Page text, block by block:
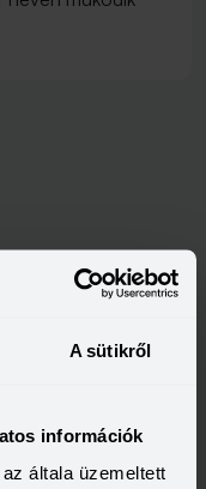
A sütikről
információk
általa üzemeltett